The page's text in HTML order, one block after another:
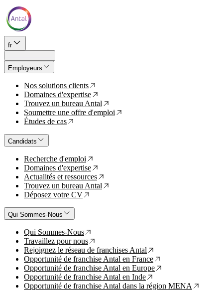
fr
Employeurs
Nos solutions clients ↗
Domaines d'expertise ↗
Trouvez un bureau Antal ↗
Soumettre une offre d'emploi ↗
Études de cas ↗
Candidats
Recherche d'emploi ↗
Domaines d'expertise ↗
Actualités et ressources ↗
Trouvez un bureau Antal ↗
Déposez votre CV ↗
Qui Sommes-Nous
Qui Sommes-Nous ↗
Travaillez pour nous ↗
Rejoignez le réseau de franchises Antal ↗
Opportunité de franchise Antal en France ↗
Opportunité de franchise Antal en Europe ↗
Opportunité de franchise Antal en Inde ↗
Opportunité de franchise Antal dans la région MENA ↗